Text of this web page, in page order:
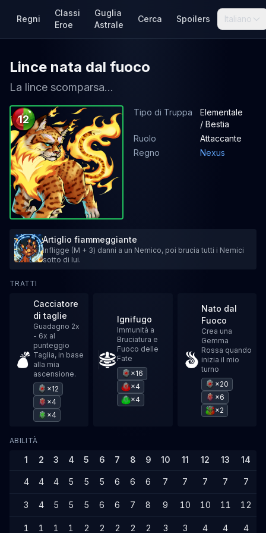
Regni
Classi
Eroe
Guglia
Astrale
Cerca Spoilers Italiano
Lince nata dal fuoco
La lince scomparsa...
12
Tipo di Truppa
Elementale
/ Bestia
Ruolo
Attaccante
Regno
Nexus
Artiglio fiammeggiante
Infligge (M + 3) danni a un Nemico, poi brucia tutti i Nemici
sotto di lui.
TRATTI
Cacciatore
di taglie
Guadagno 2x
- 6x al
punteggio
Taglia, in base
alla mia
ascensione.
×12
×4
×4
Ignifugo
Immunità a
Bruciatura e
Fuoco delle
Fate
×16
×4
×4
Nato dal
Fuoco
Crea una
Gemma
Rossa quando
inizia il mio
turno
×20
×6
×2
ABILITÀ
1 2 3 4 5 6 7 8 9 10 11 12 13 14
4 4 4 5 5 5 6 6 6 7 7 7 7 7
3 4 5 5 5 6 6 7 8 9 10 10 11 12
1 1 1 1 2 2 2 2 2 3 3 4 4 4